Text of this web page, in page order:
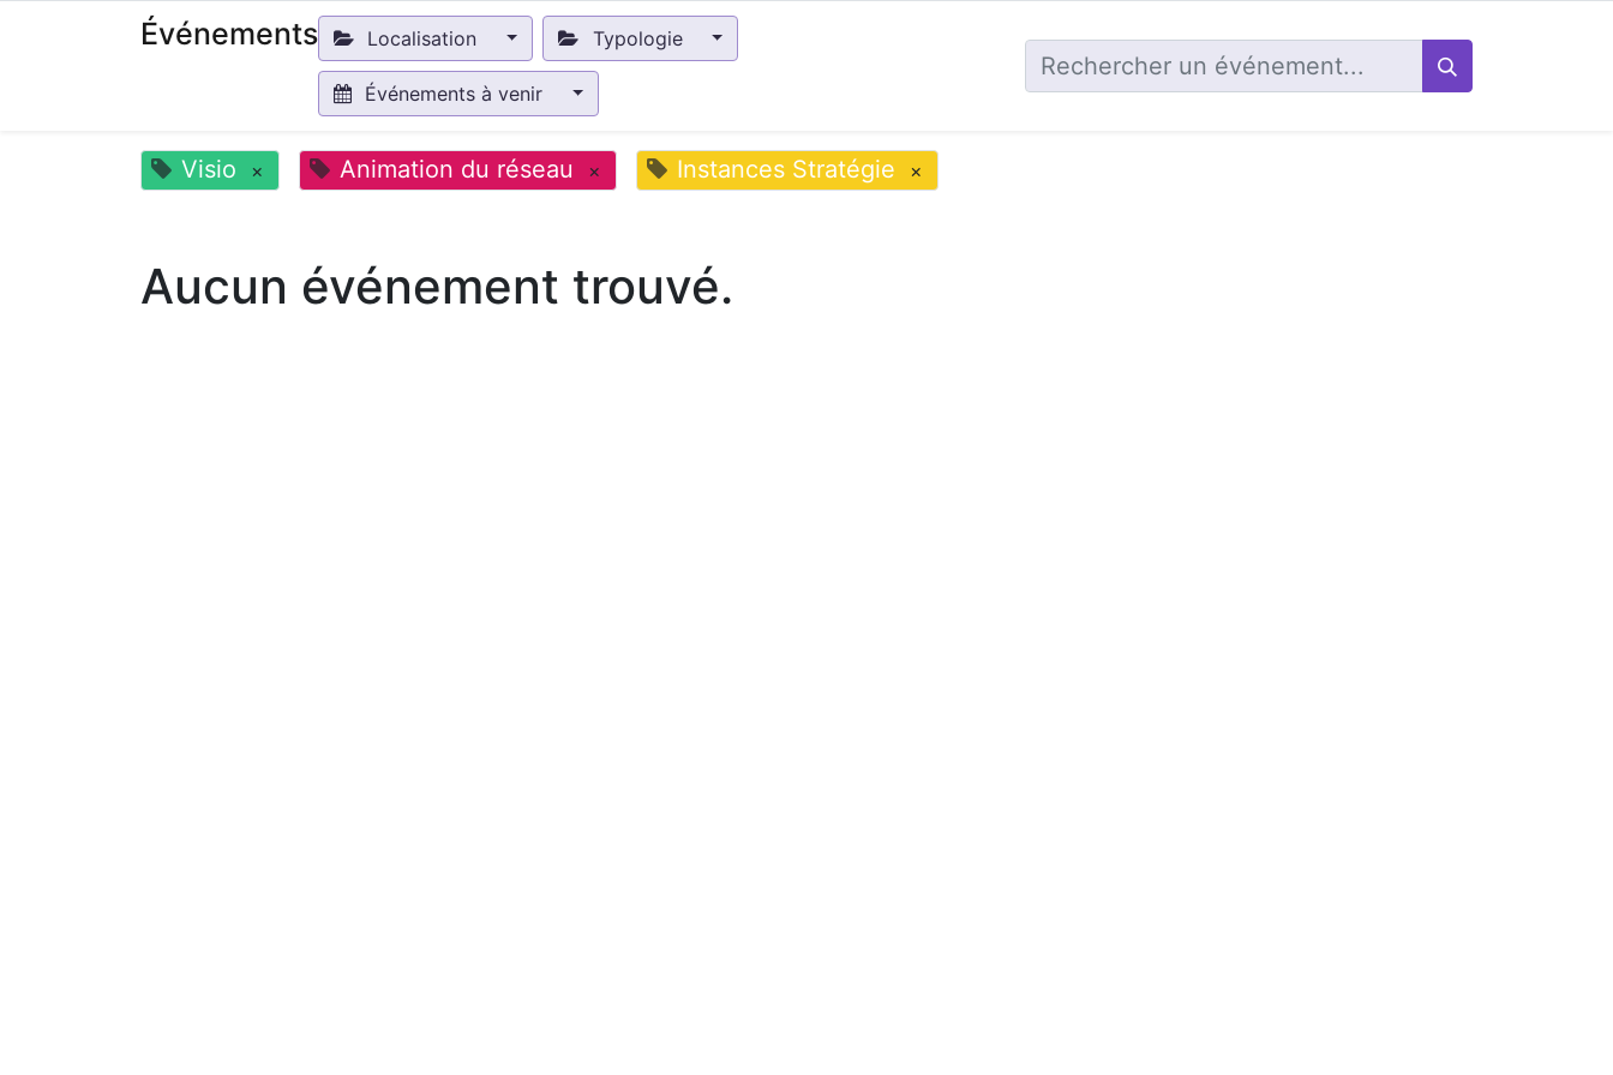
Événements Localisation Typologie
Événements à venir
Visio × Animation du réseau × Instances Stratégie ×
Aucun événement trouvé.